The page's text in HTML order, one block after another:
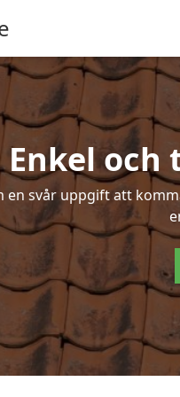
Enkel och
en svår uppgift att